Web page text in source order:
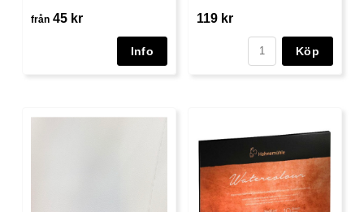
från 45 kr 119 kr
Köp